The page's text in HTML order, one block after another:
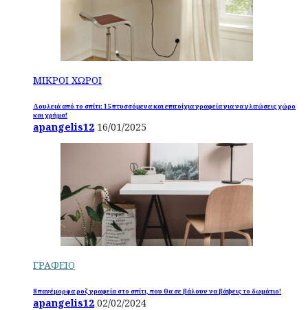
ΜΙΚΡΟΙ ΧΩΡΟΙ
Δουλειά από το σπίτι: 15 πτυσσόμενα και επιτοίχια γραφεία για να γλιτώσεις χώρο
και χρήμα!
apangelis12 16/01/2025
ΓΡΑΦΕΙΟ
8 πανέμορφα ροζ γραφεία στο σπίτι, που θα σε βάλουν να βάψεις το δωμάτιο!
apangelis12 02/02/2024